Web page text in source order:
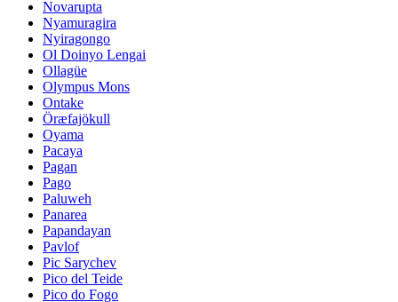
Novarupta
Nyamuragira
Nyiragongo
Ol Doinyo Lengai
Ollagüe
Olympus Mons
Ontake
Öræfajökull
Oyama
Pacaya
Pagan
Pago
Paluweh
Panarea
Papandayan
Pavlof
Pic Sarychev
Pico del Teide
Pico do Fogo